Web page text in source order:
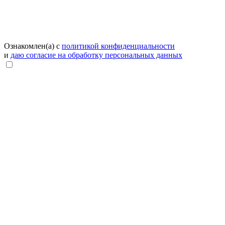
Ознакомлен(а) с политикой конфиденциальности
и даю согласие на обработку персональных данных